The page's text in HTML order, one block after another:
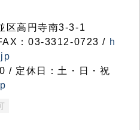
高円寺南3-3-1
：03-3312-0723 / h
/ 定休日：土・日・祝